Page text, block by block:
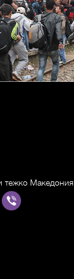
тежко Македония